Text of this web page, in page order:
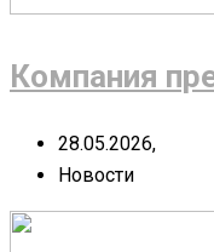
Компания
28.05.2026,
Новости